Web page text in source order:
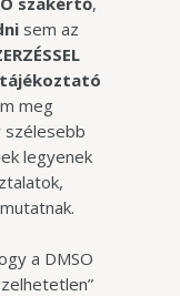
sem az
tájékoztató
meg
legyenek
a DMSO